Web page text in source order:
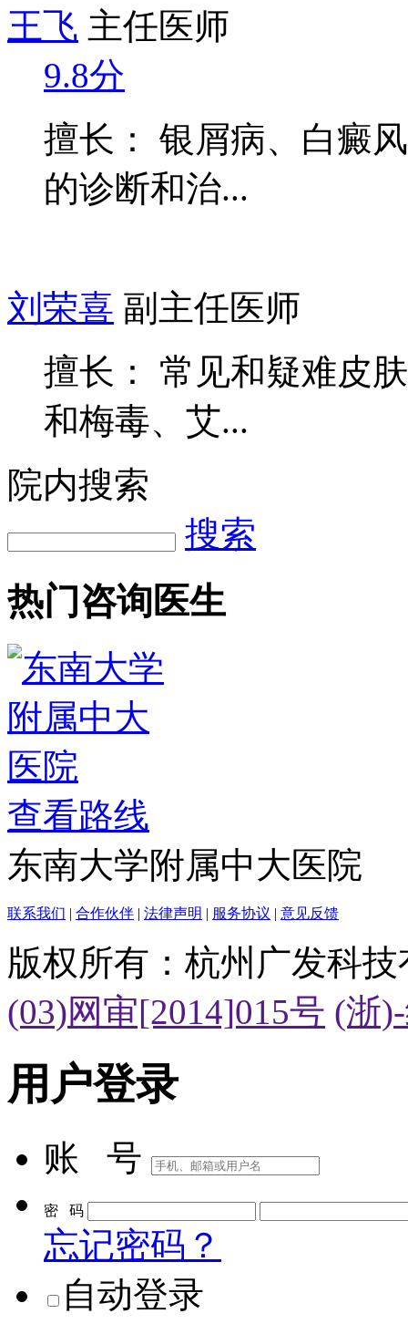
王飞 主任医师
9.8分
擅长： 银屑病、白癜
的诊断和治...
刘荣喜 副主任医师
擅长： 常见和疑难皮
和梅毒、艾...
院内搜索
搜索
热门咨询医生
查看路线
东南大学附属中大医院
版权所有：杭州广发科
(03)网审[2014]015号 (浙
用户登录
账 号
密 码
忘记密码？